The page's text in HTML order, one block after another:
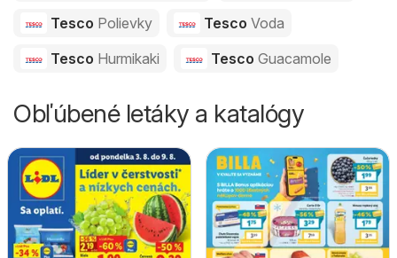
Tesco Polievky Tesco Voda
Tesco Hurmikaki Tesco Guacamole
Obľúbené letáky a katalógy